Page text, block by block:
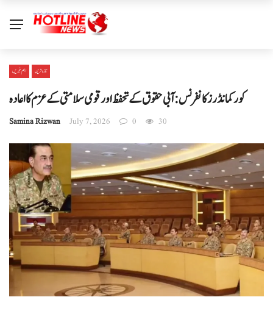
اہم خبریں تازہ ترین
کور کمانڈرز کانفرنس: آبی حقوق کے تحفظ اور قومی سلامتی کے عزم کا اعادہ
Samina Rizwan July 7, 2026 0 30